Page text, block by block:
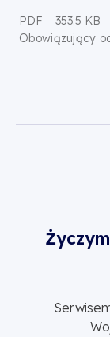
PDF
353.5 KB
Obowiązujący